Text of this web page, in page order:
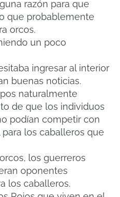
razón para que
que probablemente
orcos.
un poco
ingresar al interior
buenas noticias.
naturalmente
de que los individuos
podían competir con
los caballeros que
los guerreros
oponentes
los caballeros.